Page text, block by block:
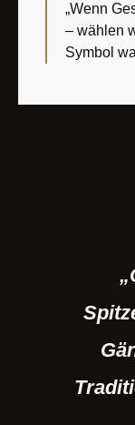
„Wenn
– wählen
Symbol